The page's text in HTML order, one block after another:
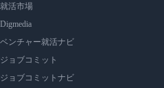
就活市場
Digmedia
ベンチャー就活ナビ
ジョブコミット
ジョブコミットナビ